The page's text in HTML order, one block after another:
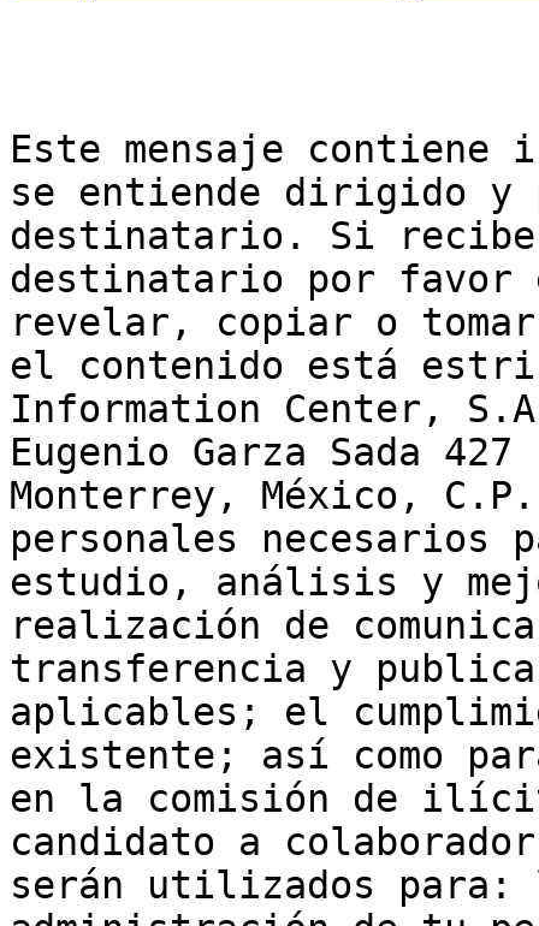
Este mensaje contiene
se entiende dirigido y
destinatario. Si
destinatario por
revelar, copiar o
el contenido está
Information Center,
Eugenio Garza Sada
Monterrey, México,
personales
estudio, análisis y
realización de
transferencia y
aplicables; el
existente; así como
en la comisión de
candidato a
serán utilizados para: